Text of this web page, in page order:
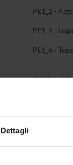
Dettagli
PE1_2 -
PE1_1 -
PE1_6 -
Ca' Vignal
peter